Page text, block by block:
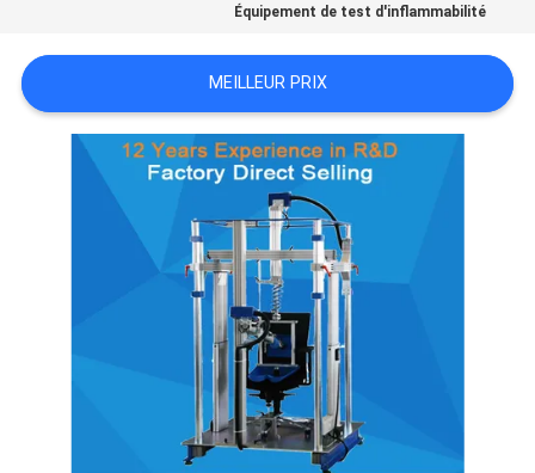
PLAN
DU
SITE
PRIVACY
Équipement de test d'inflammabilité
MEILLEUR PRIX